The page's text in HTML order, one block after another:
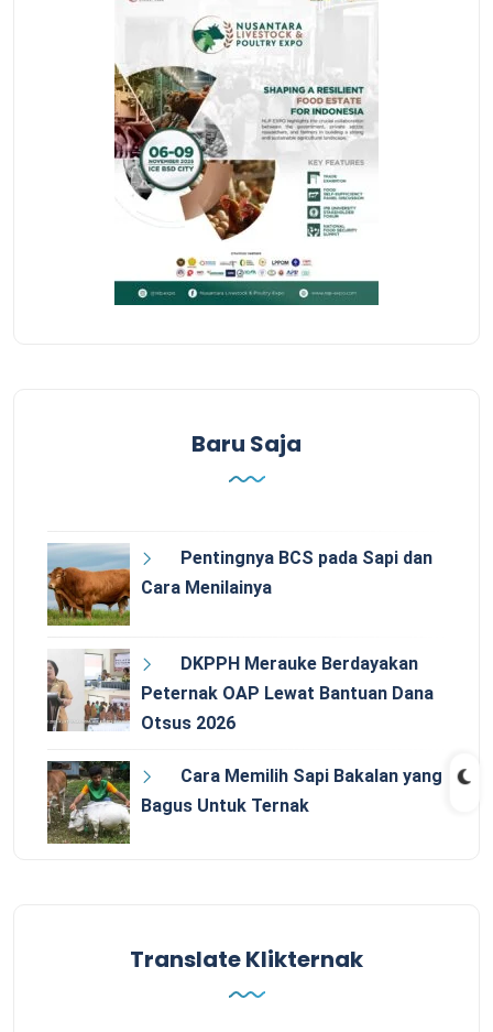
Baru Saja
Pentingnya BCS pada Sapi dan
Cara Menilainya
DKPPH Merauke Berdayakan
Peternak OAP Lewat Bantuan Dana
Otsus 2026
Cara Memilih Sapi Bakalan yang
Bagus Untuk Ternak
Translate Klikternak